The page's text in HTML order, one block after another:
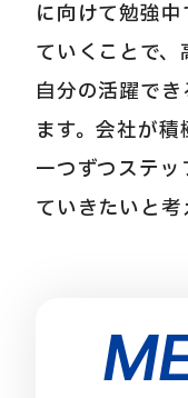
に向けて勉強
ていくことで、
自分の活躍で
ます。会社が積
一つずつステッ
ていきたいと考